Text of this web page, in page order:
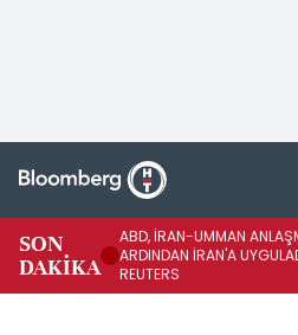
SON
DAKİKA
ABD, İRAN-UMMAN
ARDINDAN İRAN'A
REUTERS